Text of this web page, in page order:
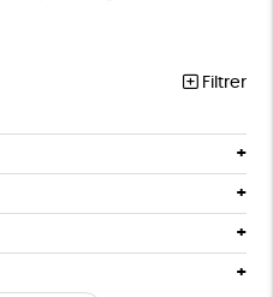
Filtrer